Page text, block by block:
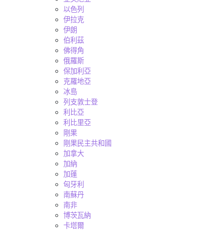
以色列
伊拉克
伊朗
伯利茲
佛得角
俄羅斯
保加利亞
克羅地亞
冰島
列支敦士登
利比亞
利比里亞
剛果
剛果民主共和國
加拿大
加納
加蓬
匈牙利
南蘇丹
南非
博茨瓦納
卡塔爾